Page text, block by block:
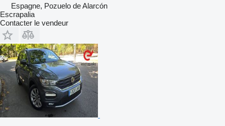
Espagne, Pozuelo de Alarcón
Escrapalia
Contacter le vendeur